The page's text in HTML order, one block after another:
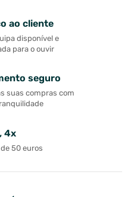
ao cliente
disponível e
para o ouvir
seguro
suas compras com
4x
50 euros